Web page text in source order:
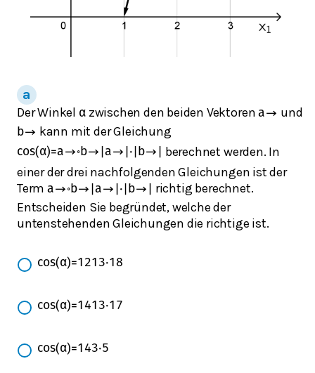
Der Winkel αzwischen den beiden Vektorena→ und
b→ kann mit der Gleichung
cos(α)=a→∘ b→ a→ ⋅ b→
berechnet werden. In
einer der drei nachfolgenden Gleichungen ist der
Terma→∘ b→ |a→ ⋅ b→
richtig berechnet.
Entscheiden Sie begründet, welche der
untenstehenden Gleichungen die richtige ist.
cos(α)=1213⋅18
cos(α)=1413⋅17
cos(α)=143⋅5